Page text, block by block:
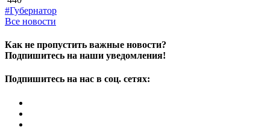
#Губернатор
Все новости
Как не пропустить важные новости?
Подпишитесь на наши уведомления!
Подпишитесь на нас в соц. сетях: